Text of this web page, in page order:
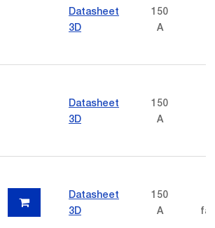
Datasheet
3D
150
A
Datasheet
3D
150
A
Datasheet
3D
150
A